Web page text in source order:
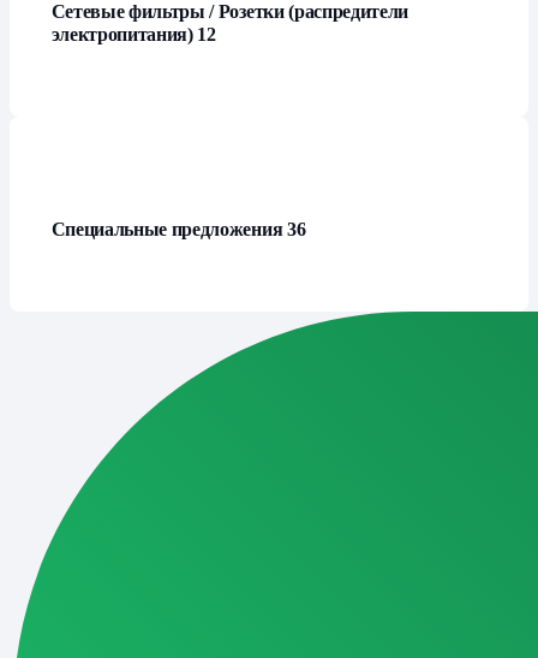
Сетевые фильтры / Розетки (распредители
электропитания) 12
Специальные предложения36